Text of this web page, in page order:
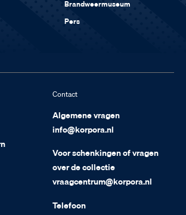
Brandweermuseum
Pers
Contact
Algemene vragen
info@korpora.nl
Voor schenkingen of vragen
over de collectie
vraagcentrum@korpora.nl
Telefoon